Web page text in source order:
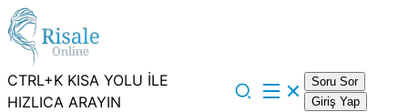
CTRL+K KISA YOLU İLE
HIZLICA ARAYIN
Soru Sor
Giriş Yap